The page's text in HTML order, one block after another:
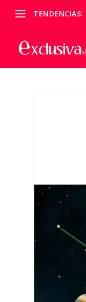
TENDENCIAS: